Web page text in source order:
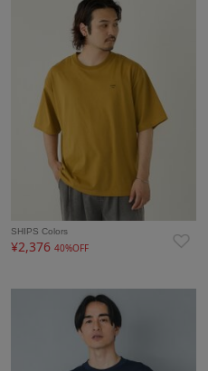
SHIPS Colors
¥2,376 40%OFF